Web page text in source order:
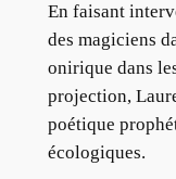
En faisant
des magiciens
onirique dans
projection,
poétique
écologiques.